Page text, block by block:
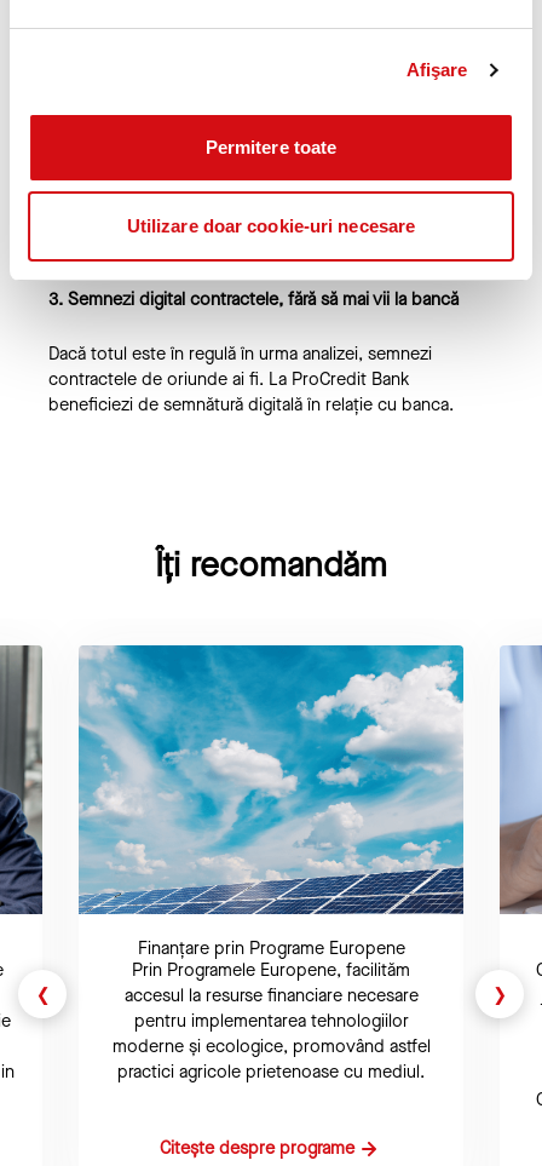
Afişare
Permitere toate
Utilizare doar cookie-uri necesare
documentele de analiză
online chiar deaici. Odată ce ai devenit client, consilierul
tău dedicat îți va solicita toate documentele necesare
3. Semnezi digital contractele, fără să mai vii la bancă
Dacă totul este în regulă în urma analizei, semnezi
contractele de oriunde ai fi. La ProCredit Bank
beneficiezi de semnătură digitală în relație cu banca.
Îți recomandăm
Finanțare prin Programe Europene
Prin Programele Europene, facilităm
accesul la resurse financiare necesare
pentru implementarea tehnologiilor
moderne și ecologice, promovând astfel
practici agricole prietenoase cu mediul.
Citește despre programe
‹ ›